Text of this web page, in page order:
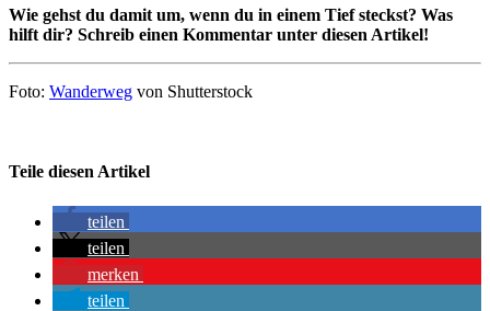
Wie gehst du damit um, wenn du in einem Tief steckst? Was
hilft dir? Schreib einen Kommentar unter diesen Artikel!
Foto: Wanderweg von Shutterstock
Teile diesen Artikel
teilen
teilen
merken
teilen